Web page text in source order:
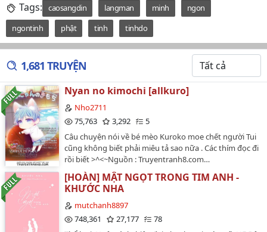
Tags: caosangdin langman minh
ngon
ngontinh
phật tinh tinhdo
1,681 TRUYỆN
Nyan no kimochi [allkuro]
Nho2711
75,763
3,292
5
Câu chuyện nói về bé mèo Kuroko moe chết người Tui
cũng không biết phải miêu tả sao nữa . Các thím đọc đi
rồi biết >^<~Nguồn : Truyentranh8.com…
[HOÀN] MẬT NGỌT TRONG TIM ANH -
KHƯỚC NHA
mutchanh8897
748,361
27,177
78